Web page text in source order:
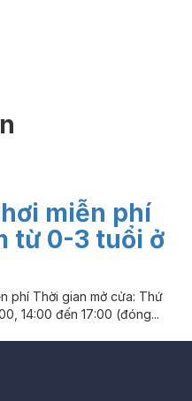
miễn phí
từ 0-3 tuổi ở
phí Thời gian mở cửa: Thứ
14:00 đến 17:00 (đóng...